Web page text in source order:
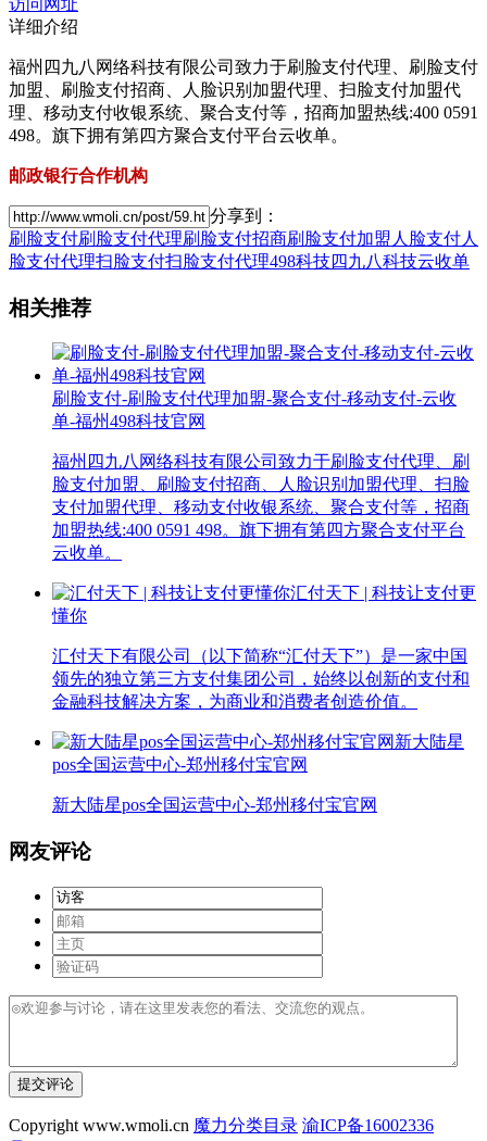
详细介绍
福州四九八网络科技有限公司致力于刷脸支付代理、刷脸支付
加盟、刷脸支付招商、人脸识别加盟代理、扫脸支付加盟代
理、移动支付收银系统、聚合支付等，招商加盟热线:400 0591
498。旗下拥有第四方聚合支付平台云收单。
邮政银行合作机构
分享到：
刷脸支付刷脸支付代理刷脸支付招商刷脸支付加盟 人脸支付人
脸支付代理扫脸支付扫脸支付代理498科技四九八科技云收单
相关推荐
刷脸支付-刷脸支付代理加盟-聚合支付-移动支付-云收
单-福州498科技官网
福州四九八网络科技有限公司致力于刷脸支付代理、刷
脸支付加盟、刷脸支付招商、人脸识别加盟代理、扫脸
支付加盟代理、移动支付收银系统、聚合支付等，招商
加盟热线:400 0591 498。旗下拥有第四方聚合支付平台
云收单。
汇付天下 | 科技让支付更
懂你
汇付天下有限公司（以下简称“汇付天下”）是一家中国
领先的独立第三方支付集团公司，始终以创新的支付和
金融科技解决方案，为商业和消费者创造价值。
新大陆星
pos全国运营中心-郑州移付宝官网
新大陆星pos全国运营中心-郑州移付宝官网
网友评论
提交评论
Copyright www.wmoli.cn 魔力分类目录 渝ICP备16002336